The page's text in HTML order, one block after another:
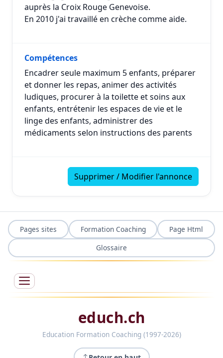
auprès la Croix Rouge Genevoise.
En 2010 j'ai travaillé en crèche comme aide.
Compétences
Encadrer seule maximum 5 enfants, préparer
et donner les repas, animer des activités
ludiques, procurer à la toilette et soins aux
enfants, entrétenir les espaces de vie et le
linge des enfants, administrer des
médicaments selon instructions des parents
Supprimer / Modifier l'annonce
Pages sites Formation Coaching
Page Html
Glossaire
educh.ch
Education Formation Coaching (1997-2026)